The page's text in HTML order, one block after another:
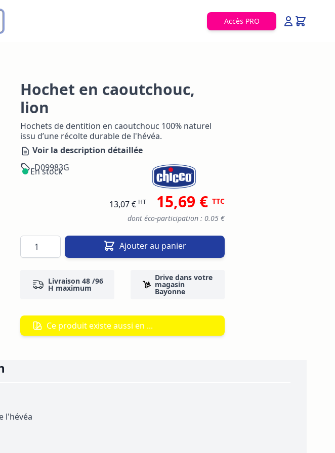
Accès PRO
Hochet en caoutchouc,
lion
Hochets de dentition en caoutchouc 100% naturel
issu d’une récolte durable de l'hévéa.
Voir la description détaillée
D09983G
En stock
13,07 € HT 15,69 € TTC
dont éco-participation : 0.05 €
Quantité Ajouter au panier
Livraison 48 /96
H maximum
Drive dans votre
magasin
Bayonne
Ce produit existe aussi en ...
l'hévéa